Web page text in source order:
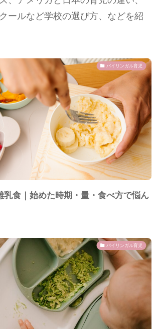
ールなど学校の選び方、などを紹
バイリンガル育児
乳食｜始めた時期・量・食べ方で悩ん
バイリンガル育児